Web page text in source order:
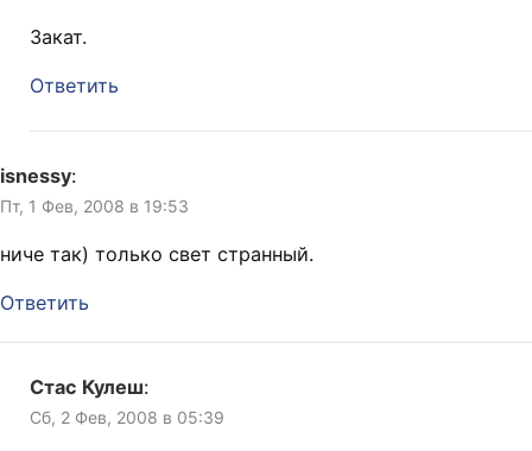
Закат.
Ответить
isnessy:
Пт, 1 Фев, 2008 в 19:53
ниче так) только свет странный.
Ответить
Стас Кулеш:
Сб, 2 Фев, 2008 в 05:39